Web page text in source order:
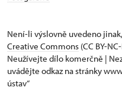
Není-li výslovně uvedeno
Creative Commons (CC BY-
Neužívejte dílo komerčně |
uvádějte odkaz na stránky
ústav“